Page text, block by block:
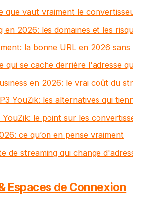
que vaut vraiment le convertisseur
en 2026: les domaines et les risques
la bonne URL en 2026 sans
qui se cache derrière l'adresse qui
en 2026: le vrai coût du
YouZik: les alternatives qui
YouZik: le point sur les
ce qu’on en pense vraiment
de streaming qui change d'adresse
Espaces de Connexion